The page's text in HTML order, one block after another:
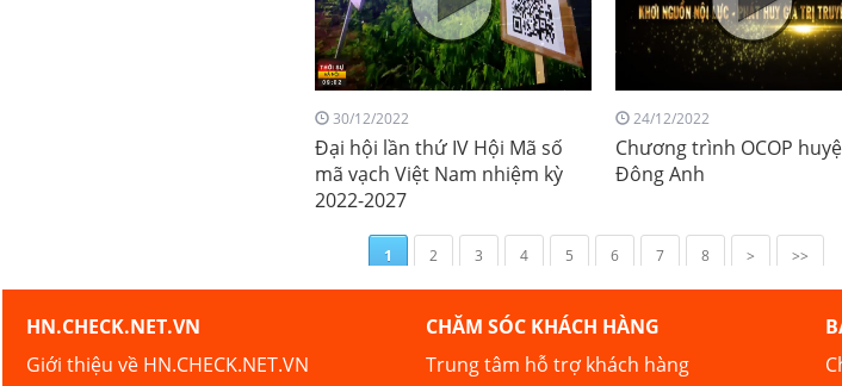
30/12/2022
Đại hội lần thứ IV Hội Mã số
mã vạch Việt Nam nhiệm kỳ
2022-2027
24/12/2022
Chương trình OCOP
Đông Anh
1 2 3 4 5 6 7 8 > >>
HN.CHECK.NET.VN
Giới thiệu về HN.CHECK.NET.VN
CHĂM SÓC KHÁCH HÀNG
Trung tâm hỗ trợ khách hàng